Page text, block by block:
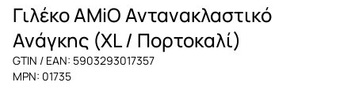
Γιλέκο AMiO Αντανακλαστικό
Ανάγκης (XL / Πορτοκαλί)
GTIN / EAN: 5903293017357
MPN: 01735